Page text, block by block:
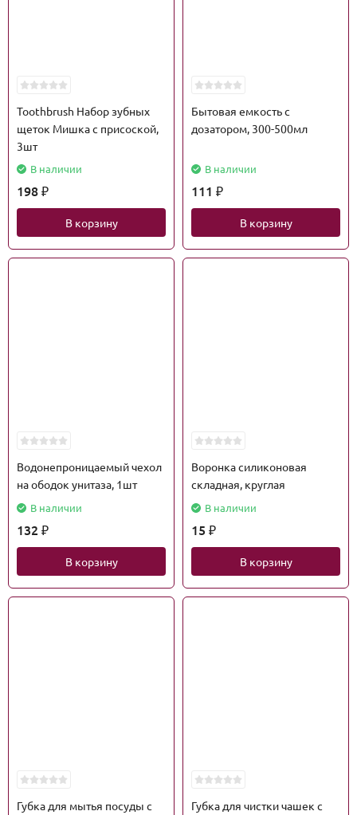
Toothbrush Набор зубных
щеток Мишка с присоской,
3шт
В наличии
198 ₽
В корзину
Бытовая емкость с
дозатором, 300-500мл
В наличии
111 ₽
В корзину
Водонепроницаемый чехол
на ободок унитаза, 1шт
В наличии
132 ₽
В корзину
Воронка силиконовая
складная, круглая
В наличии
15 ₽
В корзину
Губка для мытья посуды с
Губка для чистки чашек с